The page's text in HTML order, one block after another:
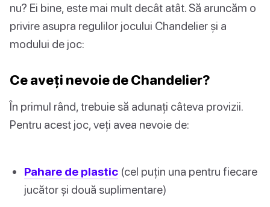
nu? Ei bine, este mai mult decât atât. Să aruncăm o
privire asupra regulilor jocului Chandelier și a
modului de joc:
Ce aveți nevoie de Chandelier?
În primul rând, trebuie să adunați câteva provizii.
Pentru acest joc, veți avea nevoie de:
Pahare de plastic (cel puțin una pentru fiecare
jucător și două suplimentare)